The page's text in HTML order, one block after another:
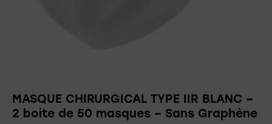
MASQUE CHIRURGICAL TYPE IIR BLANC –
2 boite de 50 masques – Sans Graphène